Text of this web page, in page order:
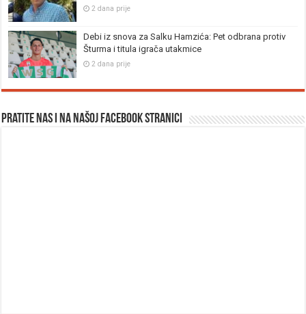
2 dana prije
Debi iz snova za Salku Hamzića: Pet odbrana protiv
Šturma i titula igrača utakmice
2 dana prije
Pratite nas i na našoj facebook stranici